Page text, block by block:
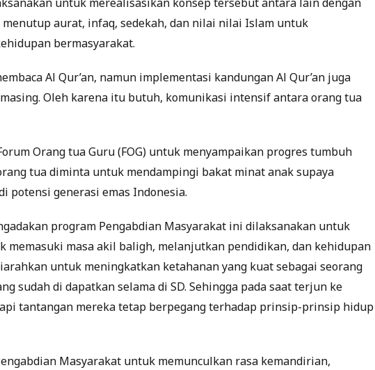
untuk merealisasikan konsep tersebut antara lain dengan
menutup aurat, infaq, sedekah, dan nilai nilai Islam untuk
bermasyarakat.
Al Qur’an, namun implementasi kandungan Al Qur’an juga
Oleh karena itu butuh, komunikasi intensif antara orang tua
Orang tua Guru (FOG) untuk menyampaikan progres tumbuh
tua diminta untuk mendampingi bakat minat anak supaya
potensi generasi emas Indonesia.
program Pengabdian Masyarakat ini dilaksanakan untuk
memasuki masa akil baligh, melanjutkan pendidikan, dan kehidupan
untuk meningkatkan ketahanan yang kuat sebagai seorang
sudah di dapatkan selama di SD. Sehingga pada saat terjun ke
tantangan mereka tetap berpegang terhadap prinsip-prinsip hidup
Masyarakat untuk memunculkan rasa kemandirian,